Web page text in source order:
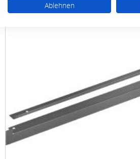
Z13CV06S0 (Z13CV06S0)
Ablehnen